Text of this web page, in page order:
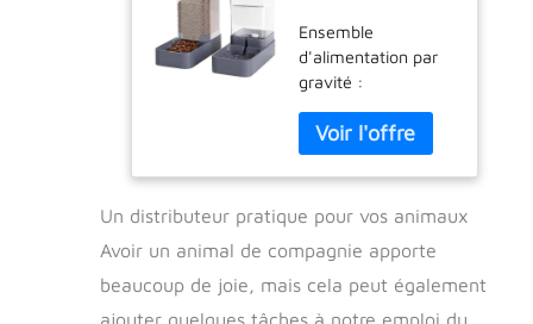
d'eau et
distributeur
d'eau pour chat
avec gamelle de
nourriture pour
animaux de
compagnie,
distributeur de
nourriture par
gravité et
abreuvoir en lot
pour chiens de
Ensemble
d'alimentation par
gravité :
comprend une
mangeoire et un
distributeur d'eau,
ce qui est facile à
utiliser, ne nécessite
pas d'énergie, c'est
économe en
Un distributeur pratique pour vos animaux
Avoir un animal de compagnie apporte
beaucoup de joie, mais cela peut également
ajouter quelques tâches à notre emploi du